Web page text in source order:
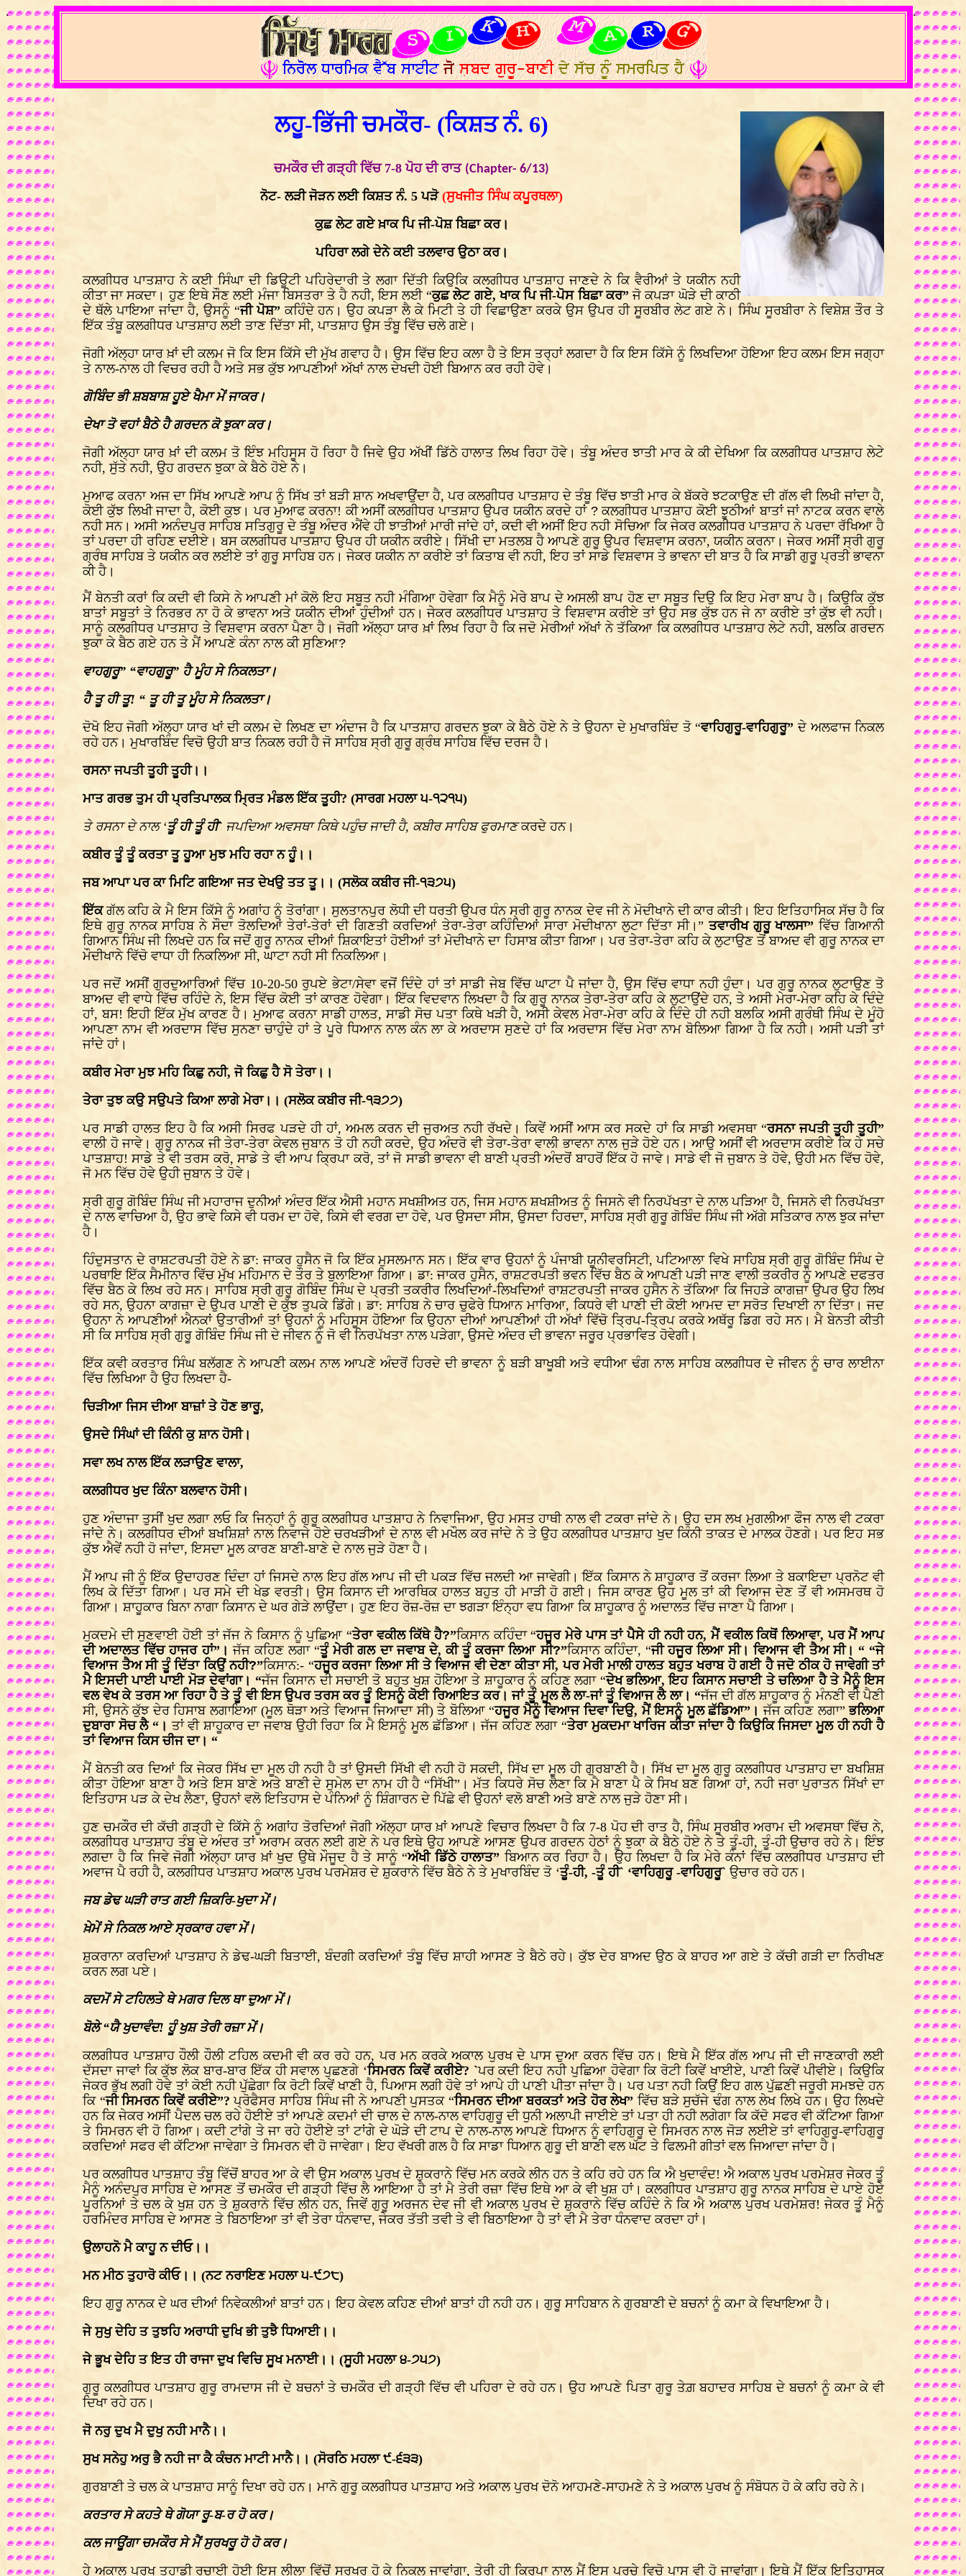
.
ਲਹੂ-ਭਿੱਜੀ ਚਮਕੌਰ- (ਕਿਸ਼ਤ ਨੰ. 6)
ਚਮਕੌਰ ਦੀ ਗੜ੍ਹੀ ਵਿੱਚ 7-8 ਪੋਹ ਦੀ ਰਾਤ (Chapter- 6/13)
ਨੋਟ- ਲੜੀ ਜੋੜਨ ਲਈ ਕਿਸ਼ਤ ਨੰ. 5 ਪੜੋ (ਸੁਖਜੀਤ ਸਿੰਘ ਕਪੂਰਥਲਾ)
ਕੁਛ ਲੇਟ ਗਏ ਖ਼ਾਕ ਪਿ ਜੀ-ਪੋਸ਼ ਬਿਛਾ ਕਰ।
ਪਹਿਰਾ ਲਗੇ ਦੇਨੇ ਕਈ ਤਲਵਾਰ ਉਠਾ ਕਰ।
ਕਲਗੀਧਰ ਪਾਤਸ਼ਾਹ ਨੇ ਕਈ ਸਿੰਘਾ ਦੀ ਡਿਊਟੀ ਪਹਿਰੇਦਾਰੀ ਤੇ ਲਗਾ ਦਿੱਤੀ ਕਿਉਕਿ ਕਲਗੀਧਰ ਪਾਤਸ਼ਾਹ ਜਾਣਦੇ ਨੇ ਕਿ ਵੈਰੀਆਂ ਤੇ ਯਕੀਨ ਨਹੀ
ਕੀਤਾ ਜਾ ਸਕਦਾ। ਹੁਣ ਇਥੇ ਸੌਣ ਲਈ ਮੰਜਾ ਬਿਸਤਰਾ ਤੇ ਹੈ ਨਹੀ, ਇਸ ਲਈ “ਕੁਛ ਲੇਟ ਗਏ, ਖਾਕ ਪਿ ਜੀ-ਪੋਸ ਬਿਛਾ ਕਰ”ਜੋ ਕਪੜਾ ਘੋੜੇ ਦੀ ਕਾਠੀ
ਦੇ ਥੱਲੇ ਪਾਇਆ ਜਾਂਦਾ ਹੈ, ਉਸਨੂੰ “ਜੀ ਪੋਸ਼” ਕਹਿੰਦੇ ਹਨ। ਉਹ ਕਪੜਾ ਲੈ ਕੇ ਮਿਟੀ ਤੇ ਹੀ ਵਿਛਾਉਣਾ ਕਰਕੇ ਉਸ ਉਪਰ ਹੀ ਸੂਰਬੀਰ ਲੇਟ ਗਏ ਨੇ। ਸਿੰਘ ਸੂਰਬੀਰਾ ਨੇ ਵਿਸ਼ੇਸ਼ ਤੌਰ ਤੇ
ਇੱਕ ਤੰਬੂ ਕਲਗੀਧਰ ਪਾਤਸ਼ਾਹ ਲਈ ਤਾਣ ਦਿੱਤਾ ਸੀ, ਪਾਤਸ਼ਾਹ ਉਸ ਤੰਬੂ ਵਿੱਚ ਚਲੇ ਗਏ।
ਜੋਗੀ ਅੱਲ੍ਹਾ ਯਾਰ ਖ਼ਾਂ ਦੀ ਕਲਮ ਜੋ ਕਿ ਇਸ ਕਿੱਸੇ ਦੀ ਮੁੱਖ ਗਵਾਹ ਹੈ। ਉਸ ਵਿੱਚ ਇਹ ਕਲਾ ਹੈ ਤੇ ਇਸ ਤਰ੍ਹਾਂ ਲਗਦਾ ਹੈ ਕਿ ਇਸ ਕਿੱਸੇ ਨੂੰ ਲਿਖਦਿਆ ਹੋਇਆ ਇਹ ਕਲਮ ਇਸ ਜਗ੍ਹਾ
ਤੇ ਨਾਲ-ਨਾਲ ਹੀ ਵਿਚਰ ਰਹੀ ਹੈ ਅਤੇ ਸਭ ਕੁੱਝ ਆਪਣੀਆਂ ਅੱਖਾਂ ਨਾਲ ਦੇਖਦੀ ਹੋਈ ਬਿਆਨ ਕਰ ਰਹੀ ਹੋਵੇ।
ਗੋਬਿੰਦ ਭੀ ਸ਼ਬਬਾਸ਼ ਹੂਏ ਖੈਮਾ ਮੇਂ ਜਾਕਰ।
ਦੇਖਾ ਤੋ ਵਹਾਂ ਬੈਠੇ ਹੈ ਗਰਦਨ ਕੋ ਝੁਕਾ ਕਰ।
ਜੋਗੀ ਅੱਲ੍ਹਾ ਯਾਰ ਖ਼ਾਂ ਦੀ ਕਲਮ ਤੋ ਇੰਝ ਮਹਿਸੂਸ ਹੋ ਰਿਹਾ ਹੈ ਜਿਵੇ ਉਹ ਅੱਖੀਂ ਡਿੱਠੇ ਹਾਲਾਤ ਲਿਖ ਰਿਹਾ ਹੋਵੇ। ਤੰਬੂ ਅੰਦਰ ਝਾਤੀ ਮਾਰ ਕੇ ਕੀ ਦੇਖਿਆ ਕਿ ਕਲਗੀਧਰ ਪਾਤਸ਼ਾਹ ਲੇਟੇ
ਨਹੀ, ਸੁੱਤੇ ਨਹੀ, ਉਹ ਗਰਦਨ ਝੁਕਾ ਕੇ ਬੈਠੇ ਹੋਏ ਨੇ।
ਮੁਆਫ ਕਰਨਾ ਅਜ ਦਾ ਸਿੱਖ ਆਪਣੇ ਆਪ ਨੂੰ ਸਿੱਖ ਤਾਂ ਬੜੀ ਸ਼ਾਨ ਅਖਵਾਉਂਦਾ ਹੈ, ਪਰ ਕਲਗੀਧਰ ਪਾਤਸ਼ਾਹ ਦੇ ਤੰਬੂ ਵਿੱਚ ਝਾਤੀ ਮਾਰ ਕੇ ਬੱਕਰੇ ਝਟਕਾਉਣ ਦੀ ਗੱਲ ਵੀ ਲਿਖੀ ਜਾਂਦਾ ਹੈ,
ਕੋਈ ਕੁੱਝ ਲਿਖੀ ਜਾਦਾ ਹੈ, ਕੋਈ ਕੁਝ। ਪਰ ਮੁਆਫ ਕਰਨਾ! ਕੀ ਅਸੀਂ ਕਲਗੀਧਰ ਪਾਤਸ਼ਾਹ ਉਪਰ ਯਕੀਨ ਕਰਦੇ ਹਾਂ ?ਕਲਗੀਧਰ ਪਾਤਸ਼ਾਹ ਕੋਈ ਝੂਠੀਆਂ ਬਾਤਾਂ ਜਾਂ ਨਾਟਕ ਕਰਨ ਵਾਲੇ
ਨਹੀ ਸਨ। ਅਸੀ ਅਨੰਦਪੁਰ ਸਾਹਿਬ ਸਤਿਗੁਰੂ ਦੇ ਤੰਬੂ ਅੰਦਰ ਐਂਵੇ ਹੀ ਝਾਤੀਆਂ ਮਾਰੀ ਜਾਂਦੇ ਹਾਂ, ਕਦੀ ਵੀ ਅਸੀਂ ਇਹ ਨਹੀ ਸੋਚਿਆ ਕਿ ਜੇਕਰ ਕਲਗੀਧਰ ਪਾਤਸ਼ਾਹ ਨੇ ਪਰਦਾ ਰੱਖਿਆ ਹੈ
ਤਾਂ ਪਰਦਾ ਹੀ ਰਹਿਣ ਦਈਏ। ਬਸ ਕਲਗੀਧਰ ਪਾਤਸ਼ਾਹ ਉਪਰ ਹੀ ਯਕੀਨ ਕਰੀਏ। ਸਿੱਖੀ ਦਾ ਮਤਲਬ ਹੈ ਆਪਣੇ ਗੁਰੂ ਉਪਰ ਵਿਸ਼ਵਾਸ ਕਰਨਾ, ਯਕੀਨ ਕਰਨਾ। ਜੇਕਰ ਅਸੀਂ ਸ੍ਰੀ ਗੁਰੂ
ਗ੍ਰੰਥ ਸਾਹਿਬ ਤੇ ਯਕੀਨ ਕਰ ਲਈਏ ਤਾਂ ਗੁਰੂ ਸਾਹਿਬ ਹਨ। ਜੇਕਰ ਯਕੀਨ ਨਾ ਕਰੀਏ ਤਾਂ ਕਿਤਾਬ ਵੀ ਨਹੀ, ਇਹ ਤਾਂ ਸਾਡੇ ਵਿਸ਼ਵਾਸ ਤੇ ਭਾਵਨਾ ਦੀ ਬਾਤ ਹੈ ਕਿ ਸਾਡੀ ਗੁਰੂ ਪ੍ਰਤੀ ਭਾਵਨਾ
ਕੀ ਹੈ।
ਮੈਂ ਬੇਨਤੀ ਕਰਾਂ ਕਿ ਕਦੀ ਵੀ ਕਿਸੇ ਨੇ ਆਪਣੀ ਮਾਂ ਕੋਲੋ ਇਹ ਸਬੂਤ ਨਹੀ ਮੰਗਿਆ ਹੋਵੇਗਾ ਕਿ ਮੈਨੂੰ ਮੇਰੇ ਬਾਪ ਦੇ ਅਸਲੀ ਬਾਪ ਹੋਣ ਦਾ ਸਬੂਤ ਦਿਉ ਕਿ ਇਹ ਮੇਰਾ ਬਾਪ ਹੈ। ਕਿਉਕਿ ਕੁੱਝ
ਬਾਤਾਂ ਸਬੂਤਾਂ ਤੇ ਨਿਰਭਰ ਨਾ ਹੋ ਕੇ ਭਾਵਨਾ ਅਤੇ ਯਕੀਨ ਦੀਆਂ ਹੁੰਦੀਆਂ ਹਨ। ਜੇਕਰ ਕਲਗੀਧਰ ਪਾਤਸ਼ਾਹ ਤੇ ਵਿਸ਼ਵਾਸ ਕਰੀਏ ਤਾਂ ਉਹ ਸਭ ਕੁੱਝ ਹਨ ਜੇ ਨਾ ਕਰੀਏ ਤਾਂ ਕੁੱਝ ਵੀ ਨਹੀ।
ਸਾਨੂੰ ਕਲਗੀਧਰ ਪਾਤਸ਼ਾਹ ਤੇ ਵਿਸ਼ਵਾਸ ਕਰਨਾ ਪੈਣਾ ਹੈ। ਜੋਗੀ ਅੱਲ੍ਹਾ ਯਾਰ ਖ਼ਾਂ ਲਿਖ ਰਿਹਾ ਹੈ ਕਿ ਜਦੋ ਮੇਰੀਆਂ ਅੱਖਾਂ ਨੇ ਤੱਕਿਆ ਕਿ ਕਲਗੀਧਰ ਪਾਤਸ਼ਾਹ ਲੇਟੇ ਨਹੀ, ਬਲਕਿ ਗਰਦਨ
ਝੁਕਾ ਕੇ ਬੈਠ ਗਏ ਹਨ ਤੇ ਮੈਂ ਆਪਣੇ ਕੰਨਾ ਨਾਲ ਕੀ ਸੁਣਿਆ?
ਵਾਹਗੁਰੂ” “ਵਾਹਗੁਰੂ” ਹੈ ਮੂੰਹ ਸੇ ਨਿਕਲਤਾ।
ਹੈ ਤੂ ਹੀ ਤੂ! “ ਤੂ ਹੀ ਤੂ ਮੂੰਹ ਸੇ ਨਿਕਲਤਾ।
ਦੋਖੋ ਇਹ ਜੋਗੀ ਅੱਲ੍ਹਾ ਯਾਰ ਖਾਂ ਦੀ ਕਲਮ ਦੇ ਲਿਖਣ ਦਾ ਅੰਦਾਜ ਹੈ ਕਿ ਪਾਤਸ਼ਾਹ ਗਰਦਨ ਝੁਕਾ ਕੇ ਬੈਠੇ ਹੋਏ ਨੇ ਤੇ ਉਹਨਾ ਦੇ ਮੁਖਾਰਬਿੰਦ ਤੋ “ਵਾਹਿਗੁਰੂ-ਵਾਹਿਗੁਰੂ” ਦੇ ਅਲਫਾਜ ਨਿਕਲ
ਰਹੇ ਹਨ। ਮੁਖਾਰਬਿੰਦ ਵਿਚੋ ਉਹੀ ਬਾਤ ਨਿਕਲ ਰਹੀ ਹੈ ਜੋ ਸਾਹਿਬ ਸ੍ਰੀ ਗੁਰੂ ਗ੍ਰੰਥ ਸਾਹਿਬ ਵਿੱਚ ਦਰਜ ਹੈ।
ਰਸਨਾ ਜਪਤੀ ਤੂਹੀ ਤੂਹੀ।।
ਮਾਤ ਗਰਭ ਤੁਮ ਹੀ ਪ੍ਰਤਿਪਾਲਕ ਮ੍ਰਿਤ ਮੰਡਲ ਇੱਕ ਤੂਹੀ? (ਸਾਰਗ ਮਹਲਾ ੫-੧੨੧੫)
ਤੇ ਰਸਨਾ ਦੇ ਨਾਲ ‘ਤੂੰ ਹੀ ਤੂੰ ਹੀ` ਜਪਦਿਆ ਅਵਸਥਾ ਕਿਥੇ ਪਹੁੰਚ ਜਾਦੀ ਹੈ, ਕਬੀਰ ਸਾਹਿਬ ਫੁਰਮਾਣਕਰਦੇ ਹਨ।
ਕਬੀਰ ਤੂੰ ਤੂੰ ਕਰਤਾ ਤੂ ਹੂਆ ਮੁਝ ਮਹਿ ਰਹਾ ਨ ਹੂੰ।।
ਜਬ ਆਪਾ ਪਰ ਕਾ ਮਿਟਿ ਗਇਆ ਜਤ ਦੇਖਉ ਤਤ ਤੂ।। (ਸਲੋਕ ਕਬੀਰ ਜੀ-੧੩੭੫)
ਇੱਕਗੱਲ ਕਹਿ ਕੇ ਮੈ ਇਸ ਕਿੱਸੇ ਨੂੰ ਅਗਾਂਹ ਨੂੰ ਤੋਰਾਂਗਾ। ਸੁਲਤਾਨਪੁਰ ਲੋਧੀ ਦੀ ਧਰਤੀ ਉਪਰ ਧੰਨ ਸ੍ਰੀ ਗੁਰੂ ਨਾਨਕ ਦੇਵ ਜੀ ਨੇ ਮੋਦੀਖਾਨੇ ਦੀ ਕਾਰ ਕੀਤੀ। ਇਹ ਇਤਿਹਾਸਿਕ ਸੱਚ ਹੈ ਕਿ
ਇਥੇ ਗੁਰੂ ਨਾਨਕ ਸਾਹਿਬ ਨੇ ਸੌਦਾ ਤੋਲਦਿਆਂ ਤੇਰਾਂ-ਤੇਰਾਂ ਦੀ ਗਿਣਤੀ ਕਰਦਿਆਂ ਤੇਰਾ-ਤੇਰਾ ਕਹਿੰਦਿਆਂ ਸਾਰਾ ਮੋਦੀਖਾਨਾ ਲੁਟਾ ਦਿੱਤਾ ਸੀ।”ਤਵਾਰੀਖ ਗੁਰੂ ਖਾਲਸਾ”ਵਿੱਚ ਗਿਆਨੀ
ਗਿਆਨ ਸਿੰਘ ਜੀ ਲਿਖਦੇ ਹਨ ਕਿ ਜਦੋਂ ਗੁਰੂ ਨਾਨਕ ਦੀਆਂ ਸ਼ਿਕਾਇਤਾਂ ਹੋਈਆਂ ਤਾਂ ਮੋਦੀਖਾਨੇ ਦਾ ਹਿਸਾਬ ਕੀਤਾ ਗਿਆ। ਪਰ ਤੇਰਾ-ਤੇਰਾ ਕਹਿ ਕੇ ਲੁਟਾਉਣ ਤੋਂ ਬਾਅਦ ਵੀ ਗੁਰੂ ਨਾਨਕ ਦਾ
ਮੌਦੀਖਾਨੇ ਵਿੱਚੋ ਵਾਧਾ ਹੀ ਨਿਕਲਿਆ ਸੀ, ਘਾਟਾ ਨਹੀ ਸੀ ਨਿਕਲਿਆ।
ਪਰ ਜਦੋਂ ਅਸੀਂ ਗੁਰਦੁਆਰਿਆਂ ਵਿੱਚ 10-20-50 ਰੁਪਏ ਭੇਟਾ/ਸੇਵਾ ਵਜੋਂ ਦਿੰਦੇ ਹਾਂ ਤਾਂ ਸਾਡੀ ਜੇਬ ਵਿੱਚ ਘਾਟਾ ਪੈ ਜਾਂਦਾ ਹੈ, ਉਸ ਵਿੱਚ ਵਾਧਾ ਨਹੀ ਹੁੰਦਾ। ਪਰ ਗੁਰੂ ਨਾਨਕ ਲੁਟਾਉਣ ਤੋ
ਬਾਅਦ ਵੀ ਵਾਧੇ ਵਿੱਚ ਰਹਿੰਦੇ ਨੇ, ਇਸ ਵਿੱਚ ਕੋਈ ਤਾਂ ਕਾਰਣ ਹੋਵੇਗਾ। ਇੱਕ ਵਿਦਵਾਨ ਲਿਖਦਾ ਹੈ ਕਿ ਗੁਰੂ ਨਾਨਕ ਤੇਰਾ-ਤੇਰਾ ਕਹਿ ਕੇ ਲੁਟਾਉਂਦੇ ਹਨ, ਤੇ ਅਸੀ ਮੇਰਾ-ਮੇਰਾ ਕਹਿ ਕੇ ਦਿੰਦੇ
ਹਾਂ, ਬਸ! ਇਹੀ ਇੱਕ ਮੁੱਖ ਕਾਰਣ ਹੈ। ਮੁਆਫ ਕਰਨਾ ਸਾਡੀ ਹਾਲਤ, ਸਾਡੀ ਸੋਚ ਪਤਾ ਕਿਥੇ ਖੜੀ ਹੈ, ਅਸੀ ਕੇਵਲ ਮੇਰਾ-ਮੇਰਾ ਕਹਿ ਕੇ ਦਿੰਦੇ ਹੀ ਨਹੀ ਬਲਕਿ ਅਸੀ ਗ੍ਰੰਥੀ ਸਿੰਘ ਦੇ ਮੂੰਹੋ
ਆਪਣਾ ਨਾਮ ਵੀ ਅਰਦਾਸ ਵਿੱਚ ਸੁਨਣਾ ਚਾਹੁੰਦੇ ਹਾਂ ਤੇ ਪੂਰੇ ਧਿਆਨ ਨਾਲ ਕੰਨ ਲਾ ਕੇ ਅਰਦਾਸ ਸੁਣਦੇ ਹਾਂ ਕਿ ਅਰਦਾਸ ਵਿੱਚ ਮੇਰਾ ਨਾਮ ਬੋਲਿਆ ਗਿਆ ਹੈ ਕਿ ਨਹੀ। ਅਸੀ ਪੜੀ ਤਾਂ
ਜਾਂਦੇ ਹਾਂ।
ਕਬੀਰ ਮੇਰਾ ਮੁਝ ਮਹਿ ਕਿਛੁ ਨਹੀ, ਜੋ ਕਿਛੁ ਹੈ ਸੋ ਤੇਰਾ।।
ਤੇਰਾ ਤੁਝ ਕਉ ਸਉਪਤੇ ਕਿਆ ਲਾਗੇ ਮੇਰਾ।। (ਸਲੋਕ ਕਬੀਰ ਜੀ-੧੩੭੭)
ਪਰ ਸਾਡੀ ਹਾਲਤ ਇਹ ਹੈ ਕਿ ਅਸੀ ਸਿਰਫ ਪੜਦੇ ਹੀ ਹਾਂ, ਅਮਲ ਕਰਨ ਦੀ ਜੁਰਅਤ ਨਹੀ ਰੱਖਦੇ। ਕਿਵੇਂ ਅਸੀਂ ਆਸ ਕਰ ਸਕਦੇ ਹਾਂ ਕਿ ਸਾਡੀ ਅਵਸਥਾ “ਰਸਨਾ ਜਪਤੀ ਤੂਹੀ ਤੂਹੀ”
ਵਾਲੀ ਹੋ ਜਾਵੇ। ਗੁਰੂ ਨਾਨਕ ਜੀ ਤੇਰਾ-ਤੇਰਾ ਕੇਵਲ ਜੁਬਾਨ ਤੋ ਹੀ ਨਹੀ ਕਰਦੇ, ਉਹ ਅੰਦਰੋ ਵੀ ਤੇਰਾ-ਤੇਰਾ ਵਾਲੀ ਭਾਵਨਾ ਨਾਲ ਜੁੜੇ ਹੋਏ ਹਨ। ਆਉ ਅਸੀਂ ਵੀ ਅਰਦਾਸ ਕਰੀਏ ਕਿ ਹੇ ਸਚੇ
ਪਾਤਸ਼ਾਹ! ਸਾਡੇ ਤੇ ਵੀ ਤਰਸ ਕਰੋ, ਸਾਡੇ ਤੇ ਵੀ ਆਪ ਕ੍ਰਿਪਾ ਕਰੋ, ਤਾਂ ਜੋ ਸਾਡੀ ਭਾਵਨਾ ਵੀ ਬਾਣੀ ਪ੍ਰਤੀ ਅੰਦਰੋਂ ਬਾਹਰੋਂ ਇੱਕ ਹੋ ਜਾਵੇ। ਸਾਡੇ ਵੀ ਜੋ ਜੁਬਾਨ ਤੇ ਹੋਵੇ, ਉਹੀ ਮਨ ਵਿੱਚ ਹੋਵੇ,
ਜੋ ਮਨ ਵਿੱਚ ਹੋਵੇ ਉਹੀ ਜੁਬਾਨ ਤੇ ਹੋਵੇ।
ਸ੍ਰੀ ਗੁਰੂ ਗੋਬਿੰਦ ਸਿੰਘ ਜੀ ਮਹਾਰਾਜ ਦੁਨੀਆਂ ਅੰਦਰ ਇੱਕ ਐਸੀ ਮਹਾਨ ਸਖਸ਼ੀਅਤ ਹਨ, ਜਿਸ ਮਹਾਨ ਸ਼ਖਸ਼ੀਅਤ ਨੂੰ ਜਿਸਨੇ ਵੀ ਨਿਰਪੱਖਤਾ ਦੇ ਨਾਲ ਪੜਿਆ ਹੈ, ਜਿਸਨੇ ਵੀ ਨਿਰਪੱਖਤਾ
ਦੇ ਨਾਲ ਵਾਚਿਆ ਹੈ, ਉਹ ਭਾਵੇ ਕਿਸੇ ਵੀ ਧਰਮ ਦਾ ਹੋਵੇ, ਕਿਸੇ ਵੀ ਵਰਗ ਦਾ ਹੋਵੇ, ਪਰ ਉਸਦਾ ਸੀਸ, ਉਸਦਾ ਹਿਰਦਾ, ਸਾਹਿਬ ਸ੍ਰੀ ਗੁਰੂ ਗੋਬਿੰਦ ਸਿੰਘ ਜੀ ਅੱਗੇ ਸਤਿਕਾਰ ਨਾਲ ਝੁਕ ਜਾਂਦਾ
ਹੈ।
ਹਿੰਦੁਸਤਾਨ ਦੇ ਰਾਸ਼ਟਰਪਤੀ ਹੋਏ ਨੇ ਡਾ: ਜਾਕਰ ਹੁਸੈਨ ਜੋ ਕਿ ਇੱਕ ਮੁਸਲਮਾਨ ਸਨ। ਇੱਕ ਵਾਰ ਉਹਨਾਂ ਨੂੰ ਪੰਜਾਬੀ ਯੂਨੀਵਰਸਿਟੀ, ਪਟਿਆਲਾ ਵਿਖੇ ਸਾਹਿਬ ਸ੍ਰੀ ਗੁਰੂ ਗੋਬਿੰਦ ਸਿੰਘ ਦੇ
ਪਰਥਾਇ ਇੱਕ ਸੈਮੀਨਾਰ ਵਿੱਚ ਮੁੱਖ ਮਹਿਮਾਨ ਦੇ ਤੌਰ ਤੇ ਬੁਲਾਇਆ ਗਿਆ। ਡਾ: ਜਾਕਰ ਹੁਸੈਨ, ਰਾਸ਼ਟਰਪਤੀ ਭਵਨ ਵਿੱਚ ਬੈਠ ਕੇ ਆਪਣੀ ਪੜੀ ਜਾਣ ਵਾਲੀ ਤਕਰੀਰ ਨੂੰ ਆਪਣੇ ਦਫਤਰ
ਵਿੱਚ ਬੈਠ ਕੇ ਲਿਖ ਰਹੇ ਸਨ। ਸਾਹਿਬ ਸ੍ਰੀ ਗੁਰੂ ਗੋਬਿੰਦ ਸਿੰਘ ਦੇ ਪ੍ਰਤੀ ਤਕਰੀਰ ਲਿਖਦਿਆਂ-ਲਿਖਦਿਆਂ ਰਾਸ਼ਟਰਪਤੀ ਜਾਕਰ ਹੁਸੈਨ ਨੇ ਤੱਕਿਆ ਕਿ ਜਿਹੜੇ ਕਾਗਜ਼ਾ ਉਪਰ ਉਹ ਲਿਖ
ਰਹੇ ਸਨ, ਉਹਨਾ ਕਾਗਜ਼ਾ ਦੇ ਉਪਰ ਪਾਣੀ ਦੇ ਕੁੱਝ ਤੁਪਕੇ ਡਿੱਗੇ। ਡਾ: ਸਾਹਿਬ ਨੇ ਚਾਰ ਚੁਫੇਰੇ ਧਿਆਨ ਮਾਰਿਆ, ਕਿਧਰੇ ਵੀ ਪਾਣੀ ਦੀ ਕੋਈ ਆਮਦ ਦਾ ਸਰੋਤ ਦਿਖਾਈ ਨਾ ਦਿੱਤਾ। ਜਦ
ਉਹਨਾ ਨੇ ਆਪਣੀਆਂ ਐਨਕਾਂ ਉਤਾਰੀਆਂ ਤਾਂ ਉਹਨਾਂ ਨੂੰ ਮਹਿਸੂਸ ਹੋਇਆ ਕਿ ਉਹਨਾ ਦੀਆਂ ਆਪਣੀਆਂ ਹੀ ਅੱਖਾਂ ਵਿੱਚੋ ਤ੍ਰਿਪ-ਤ੍ਰਿਪ ਕਰਕੇ ਅਥੱਰੂ ਡਿਗ ਰਹੇ ਸਨ। ਮੈ ਬੇਨਤੀ ਕੀਤੀ
ਸੀ ਕਿ ਸਾਹਿਬ ਸ੍ਰੀ ਗੁਰੂ ਗੋਬਿੰਦ ਸਿੰਘ ਜੀ ਦੇ ਜੀਵਨ ਨੂੰ ਜੋ ਵੀ ਨਿਰਪੱਖਤਾ ਨਾਲ ਪੜੇਗਾ, ਉਸਦੇ ਅੰਦਰ ਦੀ ਭਾਵਨਾ ਜਰੂਰ ਪ੍ਰਭਾਵਿਤ ਹੋਵੇਗੀ।
ਇੱਕ ਕਵੀ ਕਰਤਾਰ ਸਿੰਘ ਬਲੱਗਣ ਨੇ ਆਪਣੀ ਕਲਮ ਨਾਲ ਆਪਣੇ ਅੰਦਰੋਂ ਹਿਰਦੇ ਦੀ ਭਾਵਨਾ ਨੂੰ ਬੜੀ ਬਾਖੂਬੀ ਅਤੇ ਵਧੀਆ ਢੰਗ ਨਾਲ ਸਾਹਿਬ ਕਲਗੀਧਰ ਦੇ ਜੀਵਨ ਨੂੰ ਚਾਰ ਲਾਈਨਾ
ਵਿੱਚ ਲਿਖਿਆ ਹੈ ਉਹ ਲਿਖਦਾ ਹੈ-
ਚਿੜੀਆ ਜਿਸ ਦੀਆ ਬਾਜ਼ਾਂ ਤੇ ਹੋਣ ਭਾਰੂ,
ਉਸਦੇ ਸਿੰਘਾਂ ਦੀ ਕਿੰਨੀ ਕੁ ਸ਼ਾਨ ਹੋਸੀ।
ਸਵਾ ਲਖ ਨਾਲ ਇੱਕ ਲੜਾਉਣ ਵਾਲਾ,
ਕਲਗੀਧਰ ਖੁਦ ਕਿੰਨਾ ਬਲਵਾਨ ਹੋਸੀ।
ਹੁਣ ਅੰਦਾਜਾ ਤੁਸੀਂ ਖੁਦ ਲਗਾ ਲਓ ਕਿ ਜਿਨ੍ਹਾਂ ਨੂੰ ਗੁਰੂ ਕਲਗੀਧਰ ਪਾਤਸ਼ਾਹ ਨੇ ਨਿਵਾਜਿਆ, ਉਹ ਮਸਤ ਹਾਥੀ ਨਾਲ ਵੀ ਟਕਰਾ ਜਾਂਦੇ ਨੇ। ਉਹ ਦਸ ਲਖ ਮੁਗਲੀਆ ਫੌਜ ਨਾਲ ਵੀ ਟਕਰਾ
ਜਾਂਦੇ ਨੇ। ਕਲਗੀਧਰ ਦੀਆਂ ਬਖਸ਼ਿਸ਼ਾਂ ਨਾਲ ਨਿਵਾਜੇ ਹੋਏ ਚਰਖੜੀਆਂ ਦੇ ਨਾਲ ਵੀ ਮਖੌਲ ਕਰ ਜਾਂਦੇ ਨੇ ਤੇ ਉਹ ਕਲਗੀਧਰ ਪਾਤਸ਼ਾਹ ਖੁਦ ਕਿੰਨੀ ਤਾਕਤ ਦੇ ਮਾਲਕ ਹੋਣਗੇ। ਪਰ ਇਹ ਸਭ
ਕੁੱਝ ਐਵੇਂ ਨਹੀ ਹੋ ਜਾਂਦਾ, ਇਸਦਾ ਮੂਲ ਕਾਰਣ ਬਾਣੀ-ਬਾਣੇ ਦੇ ਨਾਲ ਜੁੜੇ ਹੋਣਾ ਹੈ।
ਮੈਂ ਆਪ ਜੀ ਨੂੰ ਇੱਕ ਉਦਾਹਰਣ ਦਿੰਦਾ ਹਾਂ ਜਿਸਦੇ ਨਾਲ ਇਹ ਗੱਲ ਆਪ ਜੀ ਦੀ ਪਕੜ ਵਿੱਚ ਜਲਦੀ ਆ ਜਾਵੇਗੀ। ਇੱਕ ਕਿਸਾਨ ਨੇ ਸ਼ਾਹੂਕਾਰ ਤੋਂ ਕਰਜਾ ਲਿਆ ਤੇ ਬਕਾਇਦਾ ਪ੍ਰਨੋਟ ਵੀ
ਲਿਖ ਕੇ ਦਿੱਤਾ ਗਿਆ। ਪਰ ਸਮੇ ਦੀ ਖੇਡ ਵਰਤੀ। ਉਸ ਕਿਸਾਨ ਦੀ ਆਰਥਿਕ ਹਾਲਤ ਬਹੁਤ ਹੀ ਮਾੜੀ ਹੋ ਗਈ। ਜਿਸ ਕਾਰਣ ਉਹ ਮੂਲ ਤਾਂ ਕੀ ਵਿਆਜ ਦੇਣ ਤੋਂ ਵੀ ਅਸਮਰਥ ਹੋ
ਗਿਆ। ਸ਼ਾਹੂਕਾਰ ਬਿਨਾ ਨਾਗਾ ਕਿਸਾਨ ਦੇ ਘਰ ਗੇੜੇ ਲਾਉਂਦਾ। ਹੁਣ ਇਹ ਰੋਜ਼-ਰੋਜ਼ ਦਾ ਝਗੜਾ ਇੰਨ੍ਹਾ ਵਧ ਗਿਆ ਕਿ ਸ਼ਾਹੂਕਾਰ ਨੂੰ ਅਦਾਲਤ ਵਿੱਚ ਜਾਣਾ ਪੈ ਗਿਆ।
ਮੁਕਦਮੇ ਦੀ ਸੁਣਵਾਈ ਹੋਈ ਤਾਂ ਜੱਜ ਨੇ ਕਿਸਾਨ ਨੂੰ ਪੁਛਿਆ “ਤੇਰਾ ਵਕੀਲ ਕਿੱਥੇ ਹੈ?”ਕਿਸਾਨ ਕਹਿੰਦਾ “ਹਜੂਰ ਮੇਰੇ ਪਾਸ ਤਾਂ ਪੈਸੇ ਹੀ ਨਹੀ ਹਨ, ਮੈਂ ਵਕੀਲ ਕਿਥੋਂ ਲਿਆਵਾ, ਪਰ ਮੈਂ ਆਪ
ਦੀ ਅਦਾਲਤ ਵਿੱਚ ਹਾਜਰ ਹਾਂ”।ਜੱਜ ਕਹਿਣ ਲਗਾ “ਤੂੰ ਮੇਰੀ ਗਲ ਦਾ ਜਵਾਬ ਦੇ, ਕੀ ਤੂੰ ਕਰਜਾ ਲਿਆ ਸੀ?”ਕਿਸਾਨ ਕਹਿੰਦਾ, “ਜੀ ਹਜੂਰ ਲਿਆ ਸੀ। ਵਿਆਜ ਵੀ ਤੈਅ ਸੀ। “ “ਜੇ
ਵਿਆਜ ਤੈਅ ਸੀ ਤੂੰ ਦਿੱਤਾ ਕਿਉਂ ਨਹੀ?”ਕਿਸਾਨ:- “ਹਜੂਰ ਕਰਜਾ ਲਿਆ ਸੀ ਤੇ ਵਿਆਜ ਵੀ ਦੇਣਾ ਕੀਤਾ ਸੀ, ਪਰ ਮੇਰੀ ਮਾਲੀ ਹਾਲਤ ਬਹੁਤ ਖਰਾਬ ਹੋ ਗਈ ਹੈ ਜਦੋ ਠੀਕ ਹੋ ਜਾਵੇਗੀ ਤਾਂ
ਮੈ ਇਸਦੀ ਪਾਈ ਪਾਈ ਮੋੜ ਦੇਵਾਂਗਾ। “ਜੱਜ ਕਿਸਾਨ ਦੀ ਸਚਾਈ ਤੋ ਬਹੁਤ ਖੁਸ਼ ਹੋਇਆ ਤੇ ਸ਼ਾਹੂਕਾਰ ਨੂੰ ਕਹਿਣ ਲਗਾ “ਦੇਖ ਭਲਿਆ, ਇਹ ਕਿਸਾਨ ਸਚਾਈ ਤੇ ਚਲਿਆ ਹੈ ਤੇ ਮੈਨੂੰ ਇਸ
ਵਲ ਵੇਖ ਕੇ ਤਰਸ ਆ ਰਿਹਾ ਹੈ ਤੇ ਤੂੰ ਵੀ ਇਸ ਉਪਰ ਤਰਸ ਕਰ ਤੂੰ ਇਸਨੂੰ ਕੋਈ ਰਿਆਇਤ ਕਰ। ਜਾਂ ਤੂੰ ਮੂਲ ਲੈ ਲਾ-ਜਾਂ ਤੂੰ ਵਿਆਜ ਲੈ ਲਾ। “ਜੱਜ ਦੀ ਗੱਲ ਸ਼ਾਹੂਕਾਰ ਨੂੰ ਮੰਨਣੀ ਵੀ ਪੈਣੀ
ਸੀ, ਉਸਨੇ ਕੁੱਝ ਦੇਰ ਹਿਸਾਬ ਲਗਾਇਆ (ਮੂਲ ਥੋੜਾ ਅਤੇ ਵਿਆਜ ਜਿਆਦਾ ਸੀ) ਤੇ ਬੋਲਿਆ “ਹਜੂਰ ਮੈਨੂੰ ਵਿਆਜ ਦਿਵਾ ਦਿਉ, ਮੈਂ ਇਸਨੂੰ ਮੂਲ ਛੱਡਿਆ”।ਜੱਜ ਕਹਿਣ ਲਗਾ”ਭਲਿਆ
ਦੁਬਾਰਾ ਸੋਚ ਲੈ “। ਤਾਂ ਵੀ ਸ਼ਾਹੂਕਾਰ ਦਾ ਜਵਾਬ ਉਹੀ ਰਿਹਾ ਕਿ ਮੈ ਇਸਨੂੰ ਮੂਲ ਛੱਡਿਆ। ਜੱਜ ਕਹਿਣ ਲਗਾ “ਤੇਰਾ ਮੁਕਦਮਾ ਖਾਰਿਜ ਕੀਤਾ ਜਾਂਦਾ ਹੈ ਕਿਉਕਿ ਜਿਸਦਾ ਮੂਲ ਹੀ ਨਹੀ ਹੈ
ਤਾਂ ਵਿਆਜ ਕਿਸ ਚੀਜ ਦਾ। “
ਮੈਂ ਬੇਨਤੀ ਕਰ ਦਿਆਂ ਕਿ ਜੇਕਰ ਸਿੱਖ ਦਾ ਮੂਲ ਹੀ ਨਹੀ ਹੈ ਤਾਂ ਉਸਦੀ ਸਿੱਖੀ ਵੀ ਨਹੀ ਹੋ ਸਕਦੀ, ਸਿੱਖ ਦਾ ਮੂਲ ਹੀ ਗੁਰਬਾਣੀ ਹੈ। ਸਿੱਖ ਦਾ ਮੂਲ ਗੁਰੂ ਕਲਗੀਧਰ ਪਾਤਸ਼ਾਹ ਦਾ ਬਖਸ਼ਿਸ਼
ਕੀਤਾ ਹੋਇਆ ਬਾਣਾ ਹੈ ਅਤੇ ਇਸ ਬਾਣੇ ਅਤੇ ਬਾਣੀ ਦੇ ਸੁਮੇਲ ਦਾ ਨਾਮ ਹੀ ਹੈ “ਸਿੱਖੀ”। ਮੱਤ ਕਿਧਰੇ ਸੋਚ ਲੈਣਾ ਕਿ ਮੈ ਬਾਣਾ ਪੈ ਕੇ ਸਿਖ ਬਣ ਗਿਆ ਹਾਂ, ਨਹੀ ਜਰਾ ਪੁਰਾਤਨ ਸਿੱਖਾਂ ਦਾ
ਇਤਿਹਾਸ ਪੜ ਕੇ ਦੇਖ ਲੈਣਾ, ਉਹਨਾਂ ਵਲੋ ਇਤਿਹਾਸ ਦੇ ਪੰਨਿਆਂ ਨੂੰ ਸ਼ਿੰਗਾਰਨ ਦੇ ਪਿੱਛੇ ਵੀ ਉਹਨਾਂ ਵਲੋ ਬਾਣੀ ਅਤੇ ਬਾਣੇ ਨਾਲ ਜੁੜੇ ਹੋਣਾ ਸੀ।
ਹੁਣ ਚਮਕੌਰ ਦੀ ਕੱਚੀ ਗੜ੍ਹੀ ਦੇ ਕਿੱਸੇ ਨੂੰ ਅਗਾਂਹ ਤੋਰਦਿਆਂ ਜੋਗੀ ਅੱਲ੍ਹਾ ਯਾਰ ਖ਼ਾਂ ਆਪਣੇ ਵਿਚਾਰ ਲਿਖਦਾ ਹੈ ਕਿ 7-8 ਪੋਹ ਦੀ ਰਾਤ ਹੈ, ਸਿੰਘ ਸੂਰਬੀਰ ਅਰਾਮ ਦੀ ਅਵਸਥਾ ਵਿੱਚ ਨੇ,
ਕਲਗੀਧਰ ਪਾਤਸ਼ਾਹ ਤੰਬੂ ਦੇ ਅੰਦਰ ਤਾਂ ਅਰਾਮ ਕਰਨ ਲਈ ਗਏ ਨੇ ਪਰ ਇਥੇ ਉਹ ਆਪਣੇ ਆਸਣ ਉਪਰ ਗਰਦਨ ਹੇਠਾਂ ਨੂੰ ਝੁਕਾ ਕੇ ਬੈਠੇ ਹੋਏ ਨੇ ਤੇ ਤੂੰ-ਹੀ, ਤੂੰ-ਹੀ ਉਚਾਰ ਰਹੇ ਨੇ। ਇੰਝ
ਲਗਦਾ ਹੈ ਕਿ ਜਿਵੇ ਜੋਗੀ ਅੱਲ੍ਹਾ ਯਾਰ ਖ਼ਾਂ ਖੁਦ ਉਥੇ ਮੌਜੂਦ ਹੈ ਤੇ ਸਾਨੂੰ “ਅੱਖੀ ਡਿੱਠੇ ਹਾਲਾਤ” ਬਿਆਨ ਕਰ ਰਿਹਾ ਹੈ। ਉਹ ਲਿਖਦਾ ਹੈ ਕਿ ਮੇਰੇ ਕੰਨਾਂ ਵਿੱਚ ਕਲਗੀਧਰ ਪਾਤਸ਼ਾਹ ਦੀ
ਅਵਾਜ ਪੈ ਰਹੀ ਹੈ, ਕਲਗੀਧਰ ਪਾਤਸ਼ਾਹ ਅਕਾਲ ਪੁਰਖ ਪਰਮੇਸ਼ਰ ਦੇ ਸ਼ੁਕਰਾਨੇ ਵਿੱਚ ਬੈਠੇ ਨੇ ਤੇ ਮੁਖਾਰਬਿੰਦ ਤੋ ‘ਤੂੰ-ਹੀ, -ਤੂੰ ਹੀ` ‘ਵਾਹਿਗੁਰੂ -ਵਾਹਿਗੁਰੂ` ਉਚਾਰ ਰਹੇ ਹਨ।
ਜਬ ਡੇਢ ਘੜੀ ਰਾਤ ਗਈ ਜ਼ਿਕਰਿ-ਖੁਦਾ ਮੇਂ।
ਖ਼ੇਮੇਂ ਸੇ ਨਿਕਲ ਆਏ ਸ੍ਰਕਾਰ ਹਵਾ ਮੇਂ।
ਸ਼ੁਕਰਾਨਾ ਕਰਦਿਆਂ ਪਾਤਸ਼ਾਹ ਨੇ ਡੇਢ-ਘੜੀ ਬਿਤਾਈ, ਬੰਦਗੀ ਕਰਦਿਆਂ ਤੰਬੂ ਵਿੱਚ ਸ਼ਾਹੀ ਆਸਣ ਤੇ ਬੈਠੇ ਰਹੇ। ਕੁੱਝ ਦੇਰ ਬਾਅਦ ਉਠ ਕੇ ਬਾਹਰ ਆ ਗਏ ਤੇ ਕੱਚੀ ਗੜੀ ਦਾ ਨਿਰੀਖਣ
ਕਰਨ ਲਗ ਪਏ।
ਕਦਮੋਂ ਸੇ ਟਹਿਲਤੇ ਥੇ ਮਗਰ ਦਿਲ ਥਾ ਦੁਆ ਮੇਂ।
ਬੋਲੇ “ਯੈ ਖੁਦਾਵੰਦ! ਹੂੰ ਖੁਸ਼ ਤੇਰੀ ਰਜ਼ਾ ਮੇਂ।
ਕਲਗੀਧਰ ਪਾਤਸ਼ਾਹ ਹੌਲੀ ਹੌਲੀ ਟਹਿਲ ਕਦਮੀ ਵੀ ਕਰ ਰਹੇ ਹਨ, ਪਰ ਮਨ ਕਰਕੇ ਅਕਾਲ ਪੁਰਖ ਦੇ ਪਾਸ ਦੁਆ ਕਰਨ ਵਿੱਚ ਹਨ। ਇਥੇ ਮੈ ਇੱਕ ਗੱਲ ਆਪ ਜੀ ਦੀ ਜਾਣਕਾਰੀ ਲਈ
ਦੱਸਦਾ ਜਾਵਾਂ ਕਿ ਕੁੱਝ ਲੋਕ ਬਾਰ-ਬਾਰ ਇੱਕ ਹੀ ਸਵਾਲ ਪੁਛਣਗੇ ‘ਸਿਮਰਨ ਕਿਵੇਂ ਕਰੀਏ? `ਪਰ ਕਦੀ ਇਹ ਨਹੀ ਪੁਛਿਆ ਹੋਵੇਗਾ ਕਿ ਰੋਟੀ ਕਿਵੇਂ ਖਾਈਏ, ਪਾਣੀ ਕਿਵੇਂ ਪੀਵੀਏ। ਕਿਉਕਿ
ਜੇਕਰ ਭੁੱਖ ਲਗੀ ਹੋਵੇ ਤਾਂ ਕੋਈ ਨਹੀ ਪੁੱਛੇਗਾ ਕਿ ਰੋਟੀ ਕਿਵੇਂ ਖਾਣੀ ਹੈ, ਪਿਆਸ ਲਗੀ ਹੋਵੇ ਤਾਂ ਆਪੇ ਹੀ ਪਾਣੀ ਪੀਤਾ ਜਾਂਦਾ ਹੈ। ਪਰ ਪਤਾ ਨਹੀ ਕਿਉਂ ਇਹ ਗਲ ਪੁੱਛਣੀ ਜਰੂਰੀ ਸਮਝਦੇ ਹਨ
ਕਿ “ਜੀ ਸਿਮਰਨ ਕਿਵੇਂ ਕਰੀਏ”?ਪ੍ਰੋਫੈਸਰ ਸਾਹਿਬ ਸਿੰਘ ਜੀ ਨੇ ਆਪਣੀ ਪੁਸਤਕ “ਸਿਮਰਨ ਦੀਆ ਬਰਕਤਾਂ ਅਤੇ ਹੋਰ ਲੇਖ”ਵਿੱਚ ਬੜੇ ਸੁਚੱਜੇ ਢੰਗ ਨਾਲ ਲੇਖ ਲਿਖੇ ਹਨ। ਉਹ ਲਿਖਦੇ
ਹਨ ਕਿ ਜੇਕਰ ਅਸੀਂ ਪੈਦਲ ਚਲ ਰਹੇ ਹੋਈਏ ਤਾਂ ਆਪਣੇ ਕਦਮਾਂ ਦੀ ਚਾਲ ਦੇ ਨਾਲ-ਨਾਲ ਵਾਹਿਗੁਰੂ ਦੀ ਧੁਨੀ ਅਲਾਪੀ ਜਾਈਏ ਤਾਂ ਪਤਾ ਹੀ ਨਹੀ ਲਗੇਗਾ ਕਿ ਕੱਦੋ ਸਫਰ ਵੀ ਕੱਟਿਆ ਗਿਆ
ਤੇ ਸਿਮਰਨ ਵੀ ਹੋ ਗਿਆ। ਕਦੀ ਟਾਂਗੇ ਤੇ ਜਾ ਰਹੇ ਹੋਈਏ ਤਾਂ ਟਾਂਗੇ ਦੇ ਘੋੜੇ ਦੀ ਟਾਪ ਦੇ ਨਾਲ-ਨਾਲ ਆਪਣੇ ਧਿਆਨ ਨੂੰ ਵਾਹਿਗੁਰੂ ਦੇ ਸਿਮਰਨ ਨਾਲ ਜੋੜ ਲਈਏ ਤਾਂ ਵਾਹਿਗੁਰੂ-ਵਾਹਿਗੁਰੂ
ਕਰਦਿਆਂ ਸਫਰ ਵੀ ਕੱਟਿਆ ਜਾਵੇਗਾ ਤੇ ਸਿਮਰਨ ਵੀ ਹੋ ਜਾਵੇਗਾ। ਇਹ ਵੱਖਰੀ ਗਲ ਹੈ ਕਿ ਸਾਡਾ ਧਿਆਨ ਗੁਰੂ ਦੀ ਬਾਣੀ ਵਲ ਘੱਟ ਤੇ ਫਿਲਮੀ ਗੀਤਾਂ ਵਲ ਜਿਆਦਾ ਜਾਂਦਾ ਹੈ।
ਪਰ ਕਲਗੀਧਰ ਪਾਤਸ਼ਾਹ ਤੰਬੂ ਵਿੱਚੋਂ ਬਾਹਰ ਆ ਕੇ ਵੀ ਉਸ ਅਕਾਲ ਪੁਰਖ ਦੇ ਸ਼ੁਕਰਾਨੇ ਵਿੱਚ ਮਨ ਕਰਕੇ ਲੀਨ ਹਨ ਤੇ ਕਹਿ ਰਹੇ ਹਨ ਕਿ ਐ ਖੁਦਾਵੰਦ! ਐ ਅਕਾਲ ਪੁਰਖ ਪਰਮੇਸ਼ਰ ਜੇਕਰ ਤੂੰ
ਮੈਨੂੰ ਅਨੰਦਪੁਰ ਸਾਹਿਬ ਦੇ ਆਸਣ ਤੋਂ ਚਮਕੌਰ ਦੀ ਗੜ੍ਹੀ ਵਿੱਚ ਲੈ ਆਇਆ ਹੈ ਤਾਂ ਮੈ ਤੇਰੀ ਰਜ਼ਾ ਵਿੱਚ ਇਥੇ ਆ ਕੇ ਵੀ ਖੁਸ਼ ਹਾਂ। ਕਲਗੀਧਰ ਪਾਤਸ਼ਾਹ ਗੁਰੂ ਨਾਨਕ ਸਾਹਿਬ ਦੇ ਪਾਏ ਹੋਏ
ਪੂਰਨਿਆਂ ਤੇ ਚਲ ਕੇ ਖੁਸ਼ ਹਨ ਤੇ ਸ਼ੁਕਰਾਨੇ ਵਿੱਚ ਲੀਨ ਹਨ, ਜਿਵੇਂ ਗੁਰੂ ਅਰਜਨ ਦੇਵ ਜੀ ਵੀ ਅਕਾਲ ਪੁਰਖ ਦੇ ਸ਼ੁਕਰਾਨੇ ਵਿੱਚ ਕਹਿੰਦੇ ਨੇ ਕਿ ਐ ਅਕਾਲ ਪੁਰਖ ਪਰਮੇਸ਼ਰ! ਜੇਕਰ ਤੂੰ ਮੈਨੂੰ
ਹਰਮਿੰਦਰ ਸਾਹਿਬ ਦੇ ਆਸਣ ਤੇ ਬਿਠਾਇਆ ਤਾਂ ਵੀ ਤੇਰਾ ਧੰਨਵਾਦ, ਜੇਕਰ ਤੱਤੀ ਤਵੀ ਤੇ ਵੀ ਬਿਠਾਇਆ ਹੈ ਤਾਂ ਵੀ ਮੈ ਤੇਰਾ ਧੰਨਵਾਦ ਕਰਦਾ ਹਾਂ।
ਉਲਾਹਨੋ ਮੈ ਕਾਹੂ ਨ ਦੀਓ।।
ਮਨ ਮੀਠ ਤੁਹਾਰੋ ਕੀਓ।। (ਨਟ ਨਰਾਇਣ ਮਹਲਾ ੫-੯੭੮)
ਇਹ ਗੁਰੂ ਨਾਨਕ ਦੇ ਘਰ ਦੀਆਂ ਨਿਵੇਕਲੀਆਂ ਬਾਤਾਂ ਹਨ। ਇਹ ਕੇਵਲ ਕਹਿਣ ਦੀਆਂ ਬਾਤਾਂ ਹੀ ਨਹੀ ਹਨ। ਗੁਰੂ ਸਾਹਿਬਾਨ ਨੇ ਗੁਰਬਾਣੀ ਦੇ ਬਚਨਾਂ ਨੂੰ ਕਮਾ ਕੇ ਵਿਖਾਇਆ ਹੈ।
ਜੇ ਸੁਖੁ ਦੇਹਿ ਤ ਤੁਝਹਿ ਅਰਾਧੀ ਦੁਖਿ ਭੀ ਤੁਝੈ ਧਿਆਈ।।
ਜੇ ਭੂਖ ਦੇਹਿ ਤ ਇਤ ਹੀ ਰਾਜਾ ਦੁਖ ਵਿਚਿ ਸੂਖ ਮਨਾਈ।। (ਸੂਹੀ ਮਹਲਾ ੪-੭੫੭)
ਗੁਰੂ ਕਲਗੀਧਰ ਪਾਤਸ਼ਾਹ ਗੁਰੂ ਰਾਮਦਾਸ ਜੀ ਦੇ ਬਚਨਾਂ ਤੇ ਚਮਕੌਰ ਦੀ ਗੜ੍ਹੀ ਵਿੱਚ ਵੀ ਪਹਿਰਾ ਦੇ ਰਹੇ ਹਨ। ਉਹ ਆਪਣੇ ਪਿਤਾ ਗੁਰੂ ਤੇਗ਼ ਬਹਾਦਰ ਸਾਹਿਬ ਦੇ ਬਚਨਾਂ ਨੂੰ ਕਮਾ ਕੇ ਵੀ
ਦਿਖਾ ਰਹੇ ਹਨ।
ਜੋ ਨਰੁ ਦੁਖ ਮੈ ਦੁਖੁ ਨਹੀ ਮਾਨੈ।।
ਸੁਖ ਸਨੇਹੁ ਅਰੁ ਭੈ ਨਹੀ ਜਾ ਕੈ ਕੰਚਨ ਮਾਟੀ ਮਾਨੈ।। (ਸੋਰਠਿ ਮਹਲਾ ੯-੬੩੩)
ਗੁਰਬਾਣੀ ਤੇ ਚਲ ਕੇ ਪਾਤਸ਼ਾਹ ਸਾਨੂੰ ਦਿਖਾ ਰਹੇ ਹਨ। ਮਾਨੋ ਗੁਰੂ ਕਲਗੀਧਰ ਪਾਤਸ਼ਾਹ ਅਤੇ ਅਕਾਲ ਪੁਰਖ ਦੋਨੋ ਆਹਮਣੇ-ਸਾਹਮਣੇ ਨੇ ਤੇ ਅਕਾਲ ਪੁਰਖ ਨੂੰ ਸੰਬੋਧਨ ਹੋ ਕੇ ਕਹਿ ਰਹੇ ਨੇ।
ਕਰਤਾਰ ਸੇ ਕਹਤੇ ਥੇ ਗੋਯਾ ਰੂ-ਬ-ਰ ਹੋ ਕਰ।
ਕਲ ਜਾਊਂਗਾ ਚਮਕੌਰ ਸੇ ਮੈਂ ਸੁਰਖਰੂ ਹੋ ਹੋ ਕਰ।
ਹੇ ਅਕਾਲ ਪੁਰਖ ਤੁਹਾਡੀ ਰਚਾਈ ਹੋਈ ਇਸ ਲੀਲਾ ਵਿੱਚੋਂ ਸੁਰਖਰੂ ਹੋ ਕੇ ਨਿਕਲ ਜਾਵਾਂਗਾ, ਤੇਰੀ ਹੀ ਕ੍ਰਿਪਾ ਨਾਲ ਮੈਂ ਇਸ ਪਰਚੇ ਵਿਚੋ ਪਾਸ ਵੀ ਹੋ ਜਾਵਾਂਗਾ। ਇਥੇ ਮੈਂ ਇੱਕ ਇਤਿਹਾਸਕ
.